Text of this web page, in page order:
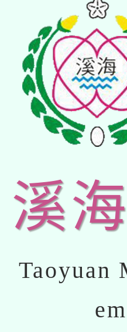
溪
Taoyuan